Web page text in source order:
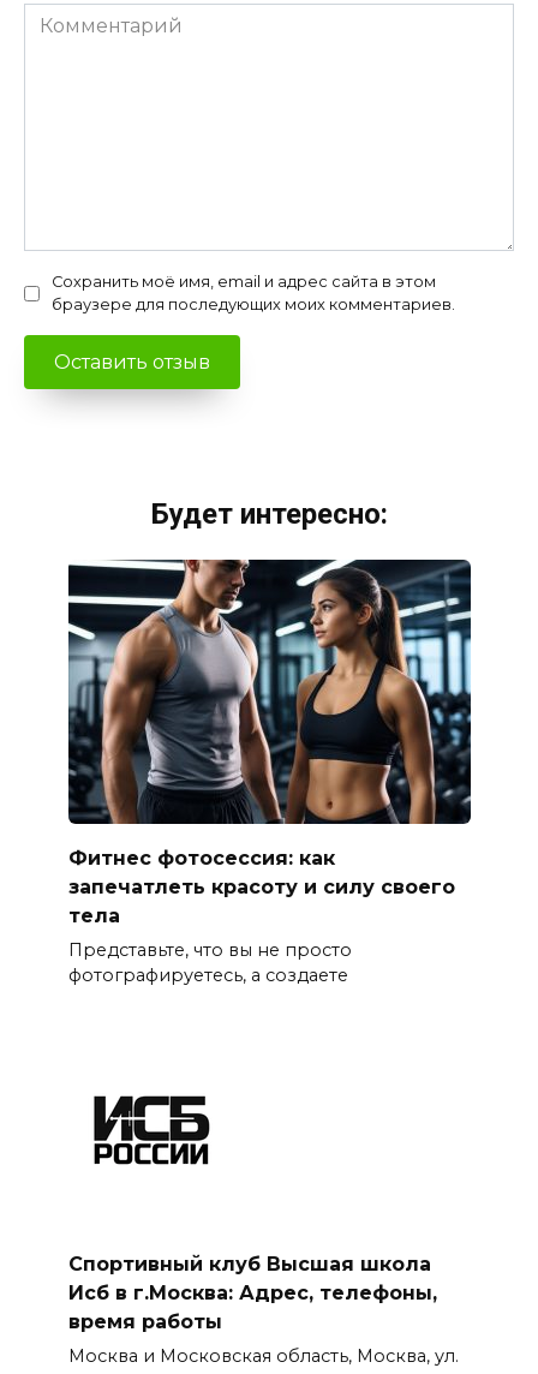
Комментарий
Сохранить моё имя, email и адрес сайта в этом
браузере для последующих моих комментариев.
Будет интересно:
Фитнес фотосессия: как
запечатлеть красоту и силу своего
тела
Представьте, что вы не просто
фотографируетесь, а создаете
Спортивный клуб Высшая школа
Исб в г.Москва: Адрес, телефоны,
время работы
Москва и Московская область, Москва, ул.